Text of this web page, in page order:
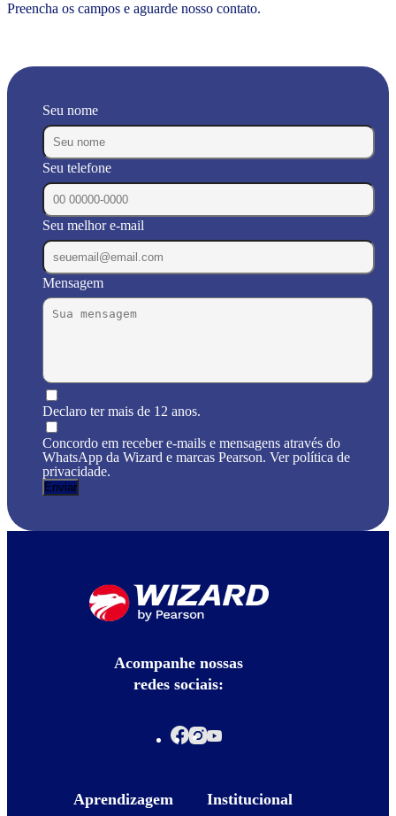
Preencha os campos e aguarde nosso contato.
Seu nome
Seu telefone
Seu melhor e-mail
Mensagem
Declaro ter mais de 12 anos.
Concordo em receber e-mails e mensagens através do
WhatsApp da Wizard e marcas Pearson. Ver política de
privacidade.
Acompanhe nossas
redes sociais:
Aprendizagem Institucional